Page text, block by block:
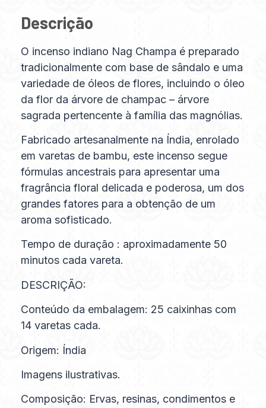
Descrição
O incenso indiano Nag Champa é preparado
tradicionalmente com base de sândalo e uma
variedade de óleos de flores, incluindo o óleo
da flor da árvore de champac – árvore
sagrada pertencente à família das magnólias.
Fabricado artesanalmente na Índia, enrolado
em varetas de bambu, este incenso segue
fórmulas ancestrais para apresentar uma
fragrância floral delicada e poderosa, um dos
grandes fatores para a obtenção de um
aroma sofisticado.
Tempo de duração : aproximadamente 50
minutos cada vareta.
DESCRIÇÃO:
Conteúdo da embalagem: 25 caixinhas com
14 varetas cada.
Origem: Índia
Imagens ilustrativas.
Composição: Ervas, resinas, condimentos e